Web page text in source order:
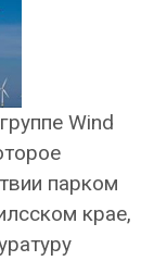
Wind
парком
крае,